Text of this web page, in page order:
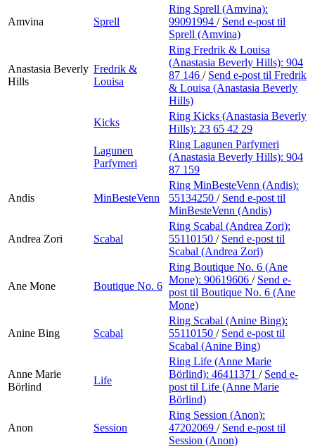
Amvina Sprell
Ring Sprell (Amvina):
99091994 / Send e-post til
Sprell (Amvina)
Anastasia Beverly
Hills
Fredrik &
Louisa
Ring Fredrik & Louisa
(Anastasia Beverly Hills): 904
87 146 / Send e-post til Fredrik
& Louisa (Anastasia Beverly
Hills)
Kicks
Ring Kicks (Anastasia Beverly
Hills): 23 65 42 29
Lagunen
Parfymeri
Ring Lagunen Parfymeri
(Anastasia Beverly Hills): 904
87 159
Andis MinBesteVenn
Ring MinBesteVenn (Andis):
55134250 / Send e-post til
MinBesteVenn (Andis)
Andrea Zori Scabal
Ring Scabal (Andrea Zori):
55110150 / Send e-post til
Scabal (Andrea Zori)
Ane Mone Boutique No. 6
Ring Boutique No. 6 (Ane
Mone): 90619606 / Send e-
post til Boutique No. 6 (Ane
Mone)
Anine Bing Scabal
Ring Scabal (Anine Bing):
55110150 / Send e-post til
Scabal (Anine Bing)
Anne Marie
Börlind
Life
Ring Life (Anne Marie
Börlind): 46411371 / Send e-
post til Life (Anne Marie
Börlind)
Anon Session
Ring Session (Anon):
47202069 / Send e-post til
Session (Anon)